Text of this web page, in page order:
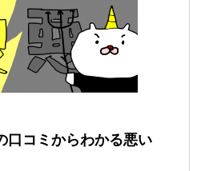
口コミからわかる悪い